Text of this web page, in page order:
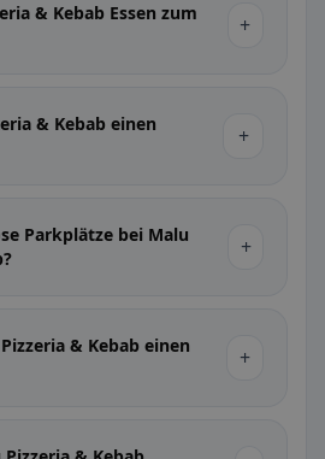
& Kebab Essen zum
+
& Kebab einen
+
Parkplätze bei Malu
+
& Kebab einen
+